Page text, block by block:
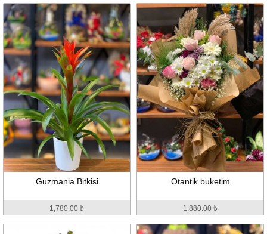
Guzmania Bitkisi
1,780.00 ₺
Otantik buketim
1,880.00 ₺